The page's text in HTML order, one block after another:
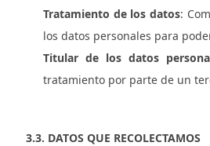
Tratamiento de los datos:
los datos personales para
Titular de los datos
tratamiento por parte de un
3.3. DATOS QUE RECOLECTAMOS